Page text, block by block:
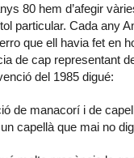
80 hem d’afegir
particular. Cada any
que ell havia fet en
de cap representant
del 1985 digué:
de manacorí i de
capellà que mai no